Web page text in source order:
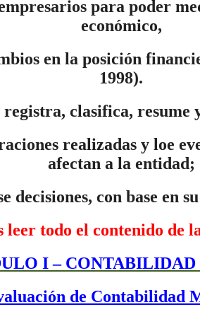
para poder
económico,
en la posición
1998).
registra, clasifica,
realizadas y loe
afectan a la entidad;
decisiones, con base
leer todo el contenido
I – CONTABILIDAD
de Contabilidad